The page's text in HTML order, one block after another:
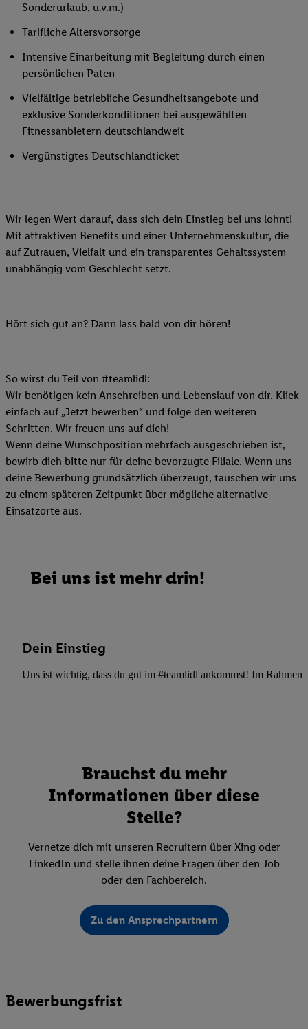
Sonderurlaub, u.v.m.)
Tarifliche Altersvorsorge
Intensive Einarbeitung mit Begleitung durch einen
persönlichen Paten
Vielfältige betriebliche Gesundheitsangebote und
exklusive Sonderkonditionen bei ausgewählten
Fitnessanbietern deutschlandweit
Vergünstigtes Deutschlandticket
Wir legen Wert darauf, dass sich dein Einstieg bei uns lohnt!
Mit attraktiven Benefits und einer Unternehmenskultur, die
auf Zutrauen, Vielfalt und ein transparentes Gehaltssystem
unabhängig vom Geschlecht setzt.
Hört sich gut an? Dann lass bald von dir hören!
So wirst du Teil von #teamlidl:
Wir benötigen kein Anschreiben und Lebenslauf von dir. Klick
einfach auf „Jetzt bewerben“ und folge den weiteren
Schritten. Wir freuen uns auf dich!
Wenn deine Wunschposition mehrfach ausgeschrieben ist,
bewirb dich bitte nur für deine bevorzugte Filiale. Wenn uns
deine Bewerbung grundsätzlich überzeugt, tauschen wir uns
zu einem späteren Zeitpunkt über mögliche alternative
Einsatzorte aus.
Bei uns ist mehr drin!
Dein Einstieg
Uns ist wichtig, dass du gut im #teamlidl ankommst! Im Rahmen
Brauchst du mehr
Informationen über diese
Stelle?
Vernetze dich mit unseren Recruitern über Xing oder
LinkedIn und stelle ihnen deine Fragen über den Job
oder den Fachbereich.
Zu den Ansprechpartnern
Bewerbungsfrist